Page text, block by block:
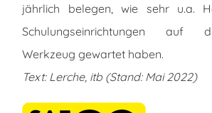
jährlich belegen, wie sehr u.a.
Schulungseinrichtungen auf
Werkzeug gewartet haben.
Text: Lerche, itb (Stand: Mai 2022)